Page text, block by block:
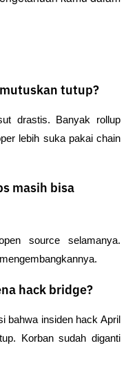
tutup?
drastis. Banyak rollup
lebih suka pakai chain
masih bisa
source selamanya.
hack bridge?
bahwa insiden hack April
Korban sudah diganti